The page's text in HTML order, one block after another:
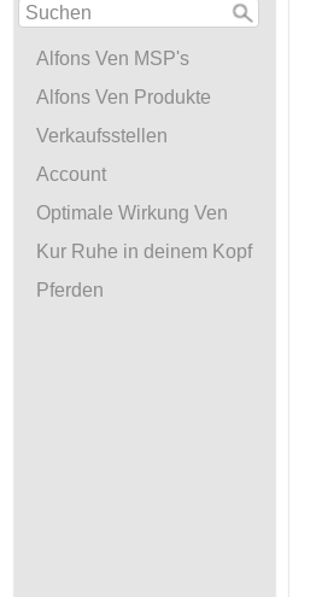
Alfons Ven MSP's
Alfons Ven Produkte
Verkaufsstellen
Account
Optimale Wirkung Ven
Kur Ruhe in deinem Kopf
Pferden